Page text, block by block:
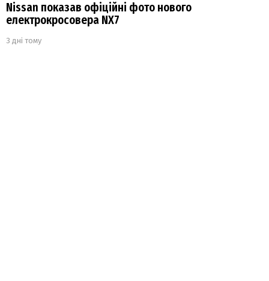
Nissan показав офіційні фото нового
електрокросовера NX7
3 дні тому